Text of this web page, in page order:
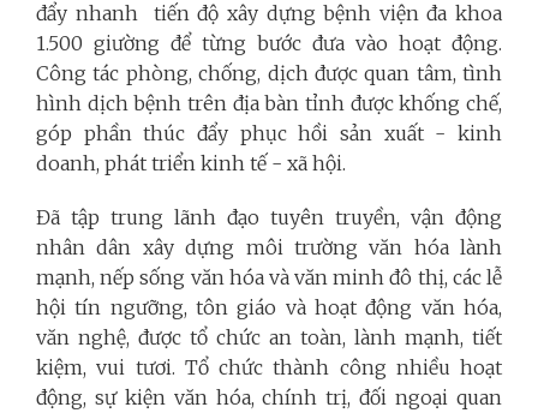
đẩy nhanh tiến độ xây dựng bệnh viện đa khoa
1.500 giường để từng bước đưa vào hoạt động.
Công tác phòng, chống, dịch được quan tâm, tình
hình dịch bệnh trên địa bàn tỉnh được khống chế,
góp phần thúc đẩy phục hồi sản xuất - kinh
doanh, phát triển kinh tế - xã hội.
Đã tập trung lãnh đạo tuyên truyền, vận động
nhân dân xây dựng môi trường văn hóa lành
mạnh, nếp sống văn hóa và văn minh đô thị, các lễ
hội tín ngưỡng, tôn giáo và hoạt động văn hóa,
văn nghệ, được tổ chức an toàn, lành mạnh, tiết
kiệm, vui tươi. Tổ chức thành công nhiều hoạt
động, sự kiện văn hóa, chính trị, đối ngoại quan